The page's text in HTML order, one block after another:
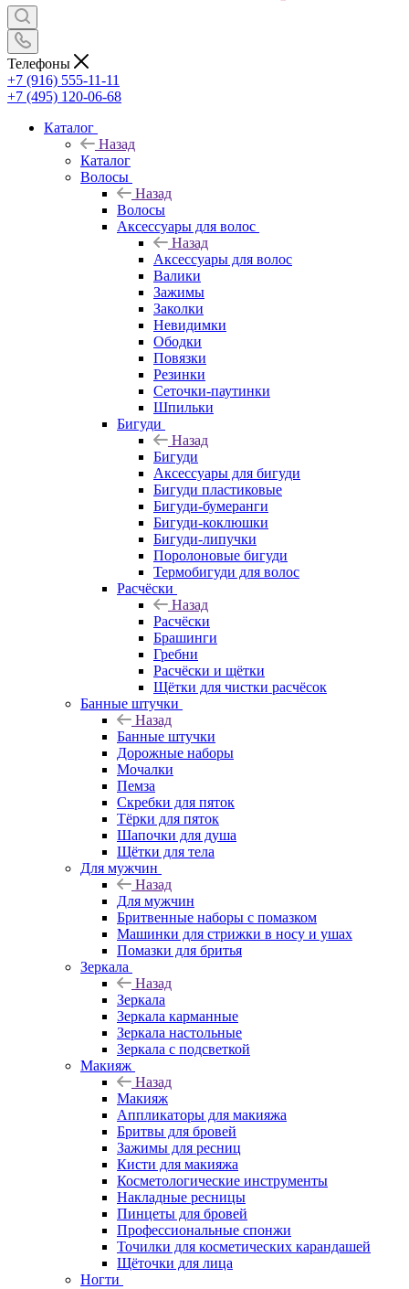
Телефоны
+7 (916) 555-11-11
+7 (495) 120-06-68
Каталог
Назад
Каталог
Волосы
Назад
Волосы
Аксессуары для волос
Назад
Аксессуары для волос
Валики
Зажимы
Заколки
Невидимки
Ободки
Повязки
Резинки
Сеточки-паутинки
Шпильки
Бигуди
Назад
Бигуди
Аксессуары для бигуди
Бигуди пластиковые
Бигуди-бумеранги
Бигуди-коклюшки
Бигуди-липучки
Поролоновые бигуди
Термобигуди для волос
Расчёски
Назад
Расчёски
Брашинги
Гребни
Расчёски и щётки
Щётки для чистки расчёсок
Банные штучки
Назад
Банные штучки
Дорожные наборы
Мочалки
Пемза
Скребки для пяток
Тёрки для пяток
Шапочки для душа
Щётки для тела
Для мужчин
Назад
Для мужчин
Бритвенные наборы с помазком
Машинки для стрижки в носу и ушах
Помазки для бритья
Зеркала
Назад
Зеркала
Зеркала карманные
Зеркала настольные
Зеркала с подсветкой
Макияж
Назад
Макияж
Аппликаторы для макияжа
Бритвы для бровей
Зажимы для ресниц
Кисти для макияжа
Косметологические инструменты
Накладные ресницы
Пинцеты для бровей
Профессиональные спонжи
Точилки для косметических карандашей
Щёточки для лица
Ногти